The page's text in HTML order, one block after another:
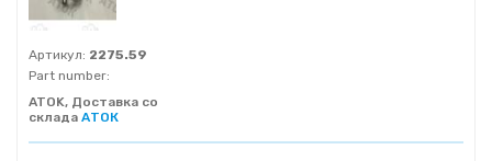
Артикул: 2275.59
Part number:
ATOK, Доставка со
склада АТОК